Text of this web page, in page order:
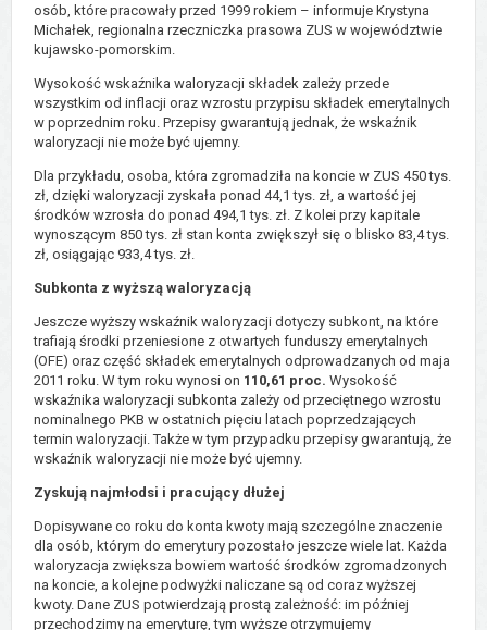
osób, które pracowały przed 1999 rokiem – informuje Krystyna
Michałek, regionalna rzeczniczka prasowa ZUS w województwie
kujawsko-pomorskim.
Wysokość wskaźnika waloryzacji składek zależy przede
wszystkim od inflacji oraz wzrostu przypisu składek emerytalnych
w poprzednim roku. Przepisy gwarantują jednak, że wskaźnik
waloryzacji nie może być ujemny.
Dla przykładu, osoba, która zgromadziła na koncie w ZUS 450 tys.
zł, dzięki waloryzacji zyskała ponad 44,1 tys. zł, a wartość jej
środków wzrosła do ponad 494,1 tys. zł. Z kolei przy kapitale
wynoszącym 850 tys. zł stan konta zwiększył się o blisko 83,4 tys.
zł, osiągając 933,4 tys. zł.
Subkonta z wyższą waloryzacją
Jeszcze wyższy wskaźnik waloryzacji dotyczy subkont, na które
trafiają środki przeniesione z otwartych funduszy emerytalnych
(OFE) oraz część składek emerytalnych odprowadzanych od maja
2011 roku. W tym roku wynosi on 110,61 proc. Wysokość
wskaźnika waloryzacji subkonta zależy od przeciętnego wzrostu
nominalnego PKB w ostatnich pięciu latach poprzedzających
termin waloryzacji. Także w tym przypadku przepisy gwarantują, że
wskaźnik waloryzacji nie może być ujemny.
Zyskują najmłodsi i pracujący dłużej
Dopisywane co roku do konta kwoty mają szczególne znaczenie
dla osób, którym do emerytury pozostało jeszcze wiele lat. Każda
waloryzacja zwiększa bowiem wartość środków zgromadzonych
na koncie, a kolejne podwyżki naliczane są od coraz wyższej
kwoty. Dane ZUS potwierdzają prostą zależność: im później
przechodzimy na emeryturę, tym wyższe otrzymujemy